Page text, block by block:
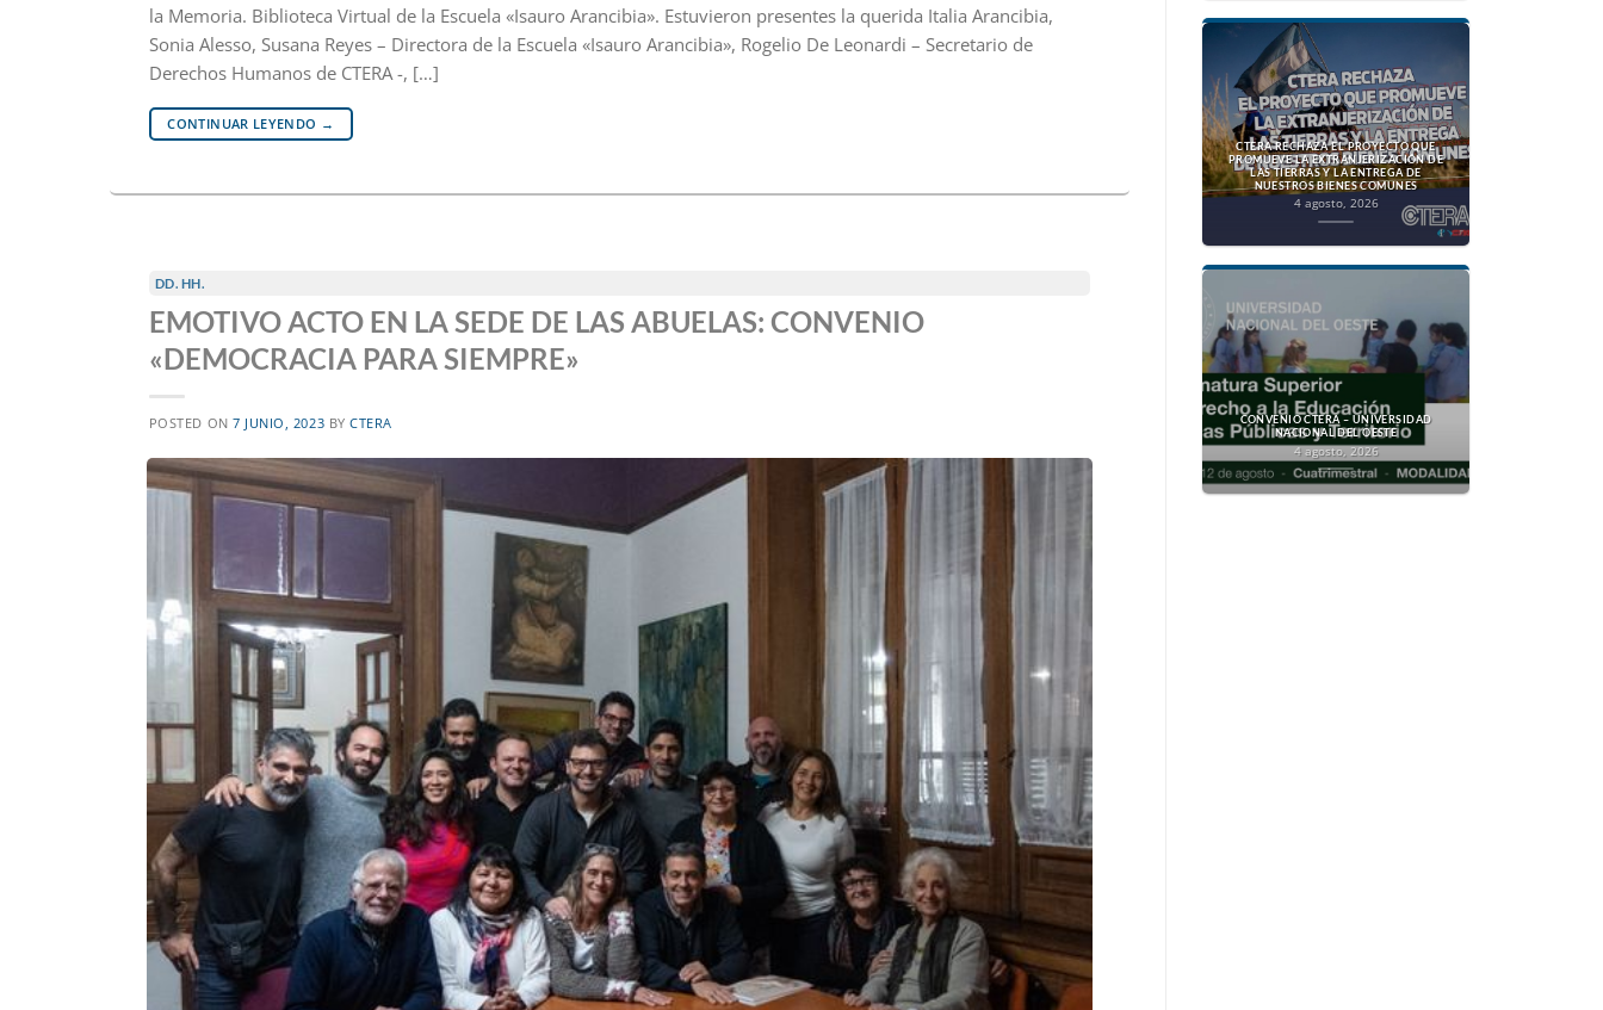
la Memoria. Biblioteca Virtual de la Escuela «Isauro Arancibia». Estuvieron presentes la querida Italia Arancibia,
Sonia Alesso, Susana Reyes – Directora de la Escuela «Isauro Arancibia», Rogelio De Leonardi – Secretario de
Derechos Humanos de CTERA -, […]
CONTINUAR LEYENDO →
DD. HH.
EMOTIVO ACTO EN LA SEDE DE LAS ABUELAS: CONVENIO
«DEMOCRACIA PARA SIEMPRE»
POSTED ON7 JUNIO, 2023 BYCTERA
CTERA RECHAZA EL PROYECTO QUE
PROMUEVE LA EXTRANJERIZACIÓN DE
LAS TIERRAS Y LA ENTREGA DE
NUESTROS BIENES COMUNES
4 agosto, 2026
CONVENIO CTERA – UNIVERSIDAD
NACIONAL DEL OESTE
4 agosto, 2026